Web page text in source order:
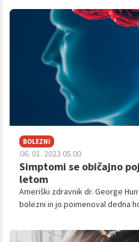
kulturnih norm, se vedno več
bodisi zaradi nuje bodisi zaradi
prednosti, slabosti,
pridejo zraven.
BOLEZNI
06. 01. 2023 05.00
Simptomi se običajno
letom
Ameriški zdravnik dr. George
bolezni in jo poimenoval dedna
gibanje. Pozneje so bolezen